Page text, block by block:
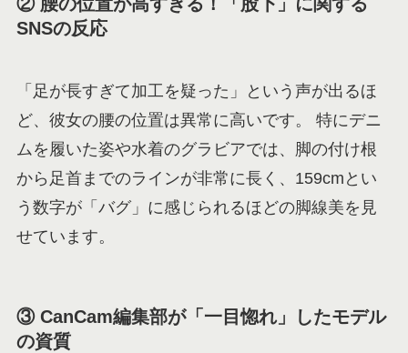
SNSの反応
「足が長すぎて加工を疑った」という声が出るほ
ど、彼女の腰の位置は異常に高いです。 特にデニ
ムを履いた姿や水着のグラビアでは、脚の付け根
から足首までのラインが非常に長く、159cmとい
う数字が「バグ」に感じられるほどの脚線美を見
せています。
③ CanCam編集部が「一目惚れ」したモデル
の資質